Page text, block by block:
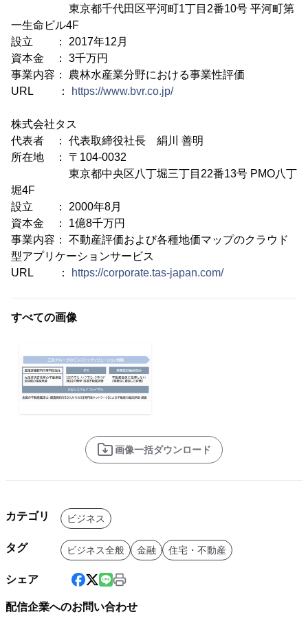
東京都千代田区平河町1丁目2番10号 平河町第
一生命ビル4F
設立 ： 2017年12月
資本金 ： 3千万円
事業内容： 農林水産業分野における事業性評価
URL ：
https://www.bvr.co.jp/
株式会社タス
代表者 ： 代表取締役社長 絹川 善明
所在地 ： 〒104-0032
東京都中央区八丁堀三丁目22番13号 PMO八丁
堀4F
設立 ： 2000年8月
資本金 ： 1億8千万円
事業内容： 不動産評価および各種地価マップのクラウド
型アプリケーションサービス
URL ：
https://corporate.tas-japan.com/
すべての画像
画像一括ダウンロード
カテゴリ ビジネス
タグ ビジネス全般 金融 住宅・不動産
シェア
配信企業へのお問い合わせ